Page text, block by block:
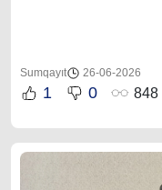
Sumqayıt 26-06-2026
1 0 848